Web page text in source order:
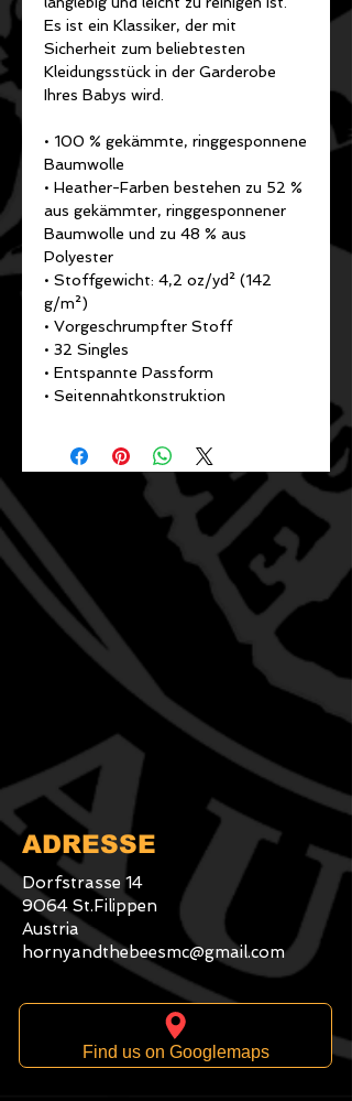
Es ist ein Klassiker, der mit
Sicherheit zum beliebtesten
Kleidungsstück in der Garderobe
Ihres Babys wird.
• 100 % gekämmte, ringgesponnene
Baumwolle
• Heather-Farben bestehen zu 52 %
aus gekämmter, ringgesponnener
Baumwolle und zu 48 % aus
Polyester
• Stoffgewicht: 4,2 oz/yd² (142
g/m²)
• Vorgeschrumpfter Stoff
• 32 Singles
• Entspannte Passform
• Seitennahtkonstruktion
ADRESSE
Dorfstrasse 14
9064 St.Filippen
Austria
hornyandthebeesmc@gmail.com
Find us on Googlemaps